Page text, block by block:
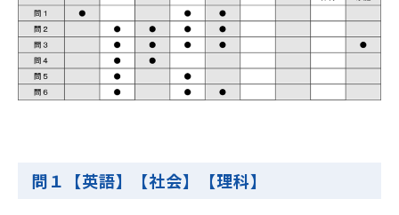
問１【英語】【社会】【理科】